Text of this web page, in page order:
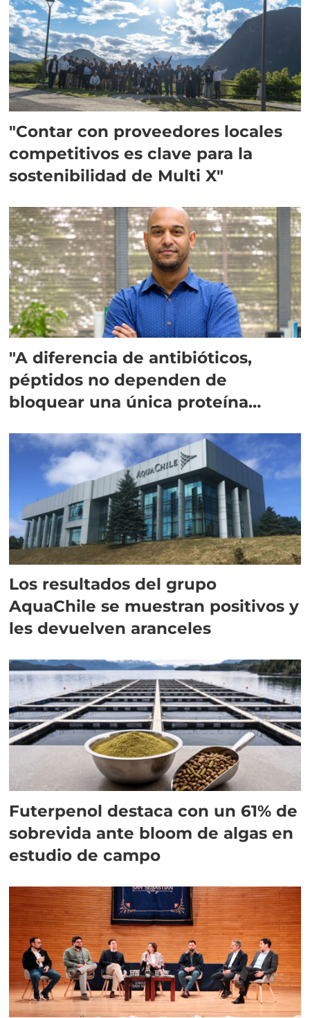
"Contar con proveedores locales
competitivos es clave para la
sostenibilidad de Multi X"
"A diferencia de antibióticos,
péptidos no dependen de
bloquear una única proteína
Los resultados del grupo
AquaChile se muestran positivos y
les devuelven aranceles
Futerpenol destaca con un 61% de
sobrevida ante bloom de algas en
estudio de campo